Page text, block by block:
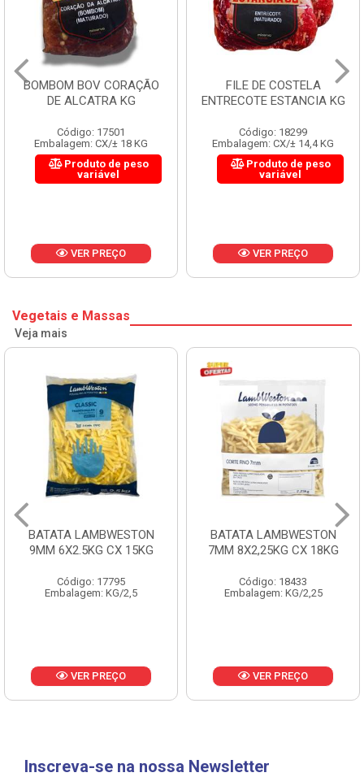
BOMBOM BOV CORAÇÃO
DE ALCATRA KG
Código: 17501
Embalagem: CX/± 18 KG
Produto de peso
variável
VER PREÇO
FILE DE COSTELA
ENTRECOTE ESTANCIA KG
Código: 18299
Embalagem: CX/± 14,4 KG
Produto de peso
variável
VER PREÇO
Vegetais e Massas
Veja mais
BATATA LAMBWESTON
9MM 6X2.5KG CX 15KG
Código: 17795
Embalagem: KG/2,5
VER PREÇO
BATATA LAMBWESTON
7MM 8X2,25KG CX 18KG
Código: 18433
Embalagem: KG/2,25
VER PREÇO
Inscreva-se na nossa Newsletter